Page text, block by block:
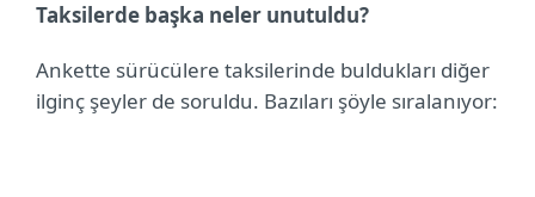
Taksilerde başka neler unutuldu?
Ankette sürücülere taksilerinde buldukları diğer
ilginç şeyler de soruldu. Bazıları şöyle sıralanıyor: